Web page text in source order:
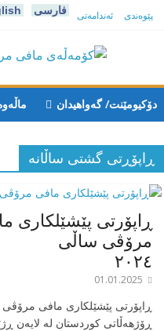
فارسی پێوەندی ئەندامەتی
مافیدۆکیومێنت/ گەواهیدان
ڕاپۆڕتی گشتی ساڵانه
ڕاپۆرتی پێشێلکاری
مرۆڤی ساڵی
٢٠٢٤
01.01.2025
ڕۆژهەڵاتی کوردستان له لایەن